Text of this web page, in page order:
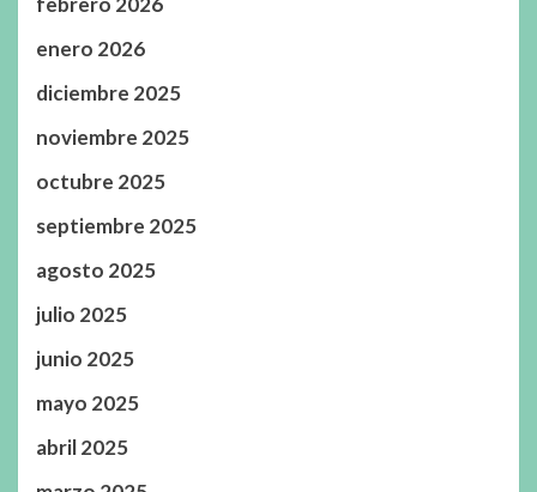
enero 2026
diciembre 2025
noviembre 2025
octubre 2025
septiembre 2025
agosto 2025
julio 2025
junio 2025
mayo 2025
abril 2025